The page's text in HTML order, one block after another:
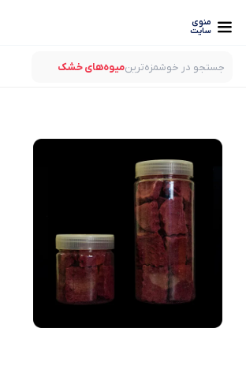
منوی
سایت
جستجو در خوشمزه‌ترینمیوه‌های خشک